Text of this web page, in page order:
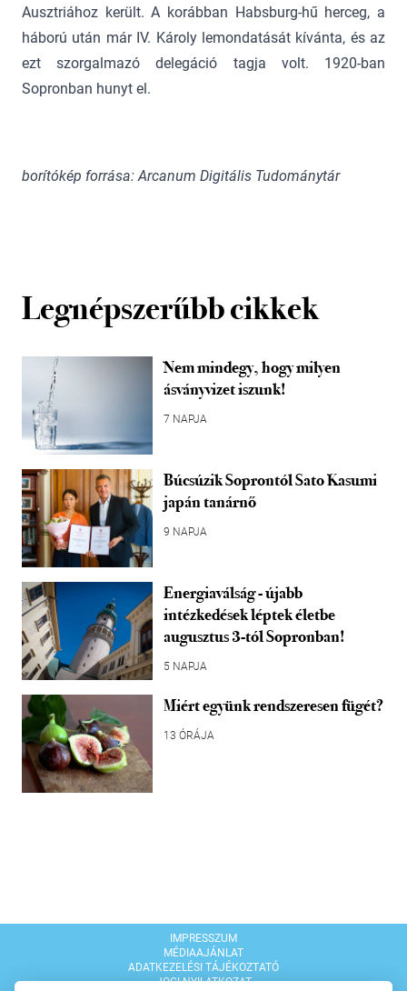
Ausztriához került. A korábban Habsburg-hű herceg, a
háború után már IV. Károly lemondatását kívánta, és az
ezt szorgalmazó delegáció tagja volt. 1920-ban
Sopronban hunyt el.
borítókép forrása: Arcanum Digitális Tudománytár
Legnépszerűbb cikkek
Nem mindegy, hogy milyen
ásványvizet iszunk!
7 NAPJA
Búcsúzik Soprontól Sato Kasumi
japán tanárnő
9 NAPJA
Energiaválság - újabb
intézkedések léptek életbe
augusztus 3-tól Sopronban!
5 NAPJA
Miért együnk rendszeresen fügét?
13 ÓRÁJA
IMPRESSZUM
MÉDIAAJÁNLAT
ADATKEZELÉSI TÁJÉKOZTATÓ
JOGI NYILATKOZAT